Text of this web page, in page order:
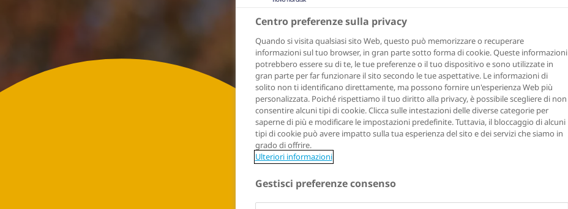
Centro preferenze sulla privacy
Quando si visita qualsiasi sito Web, questo può memorizzare o recuperare
informazioni sul tuo browser, in gran parte sotto forma di cookie. Queste informazioni
potrebbero essere su di te, le tue preferenze o il tuo dispositivo e sono utilizzate in
gran parte per far funzionare il sito secondo le tue aspettative. Le informazioni di
solito non ti identificano direttamente, ma possono fornire un'esperienza Web più
personalizzata. Poiché rispettiamo il tuo diritto alla privacy, è possibile scegliere di non
consentire alcuni tipi di cookie. Clicca sulle intestazioni delle diverse categorie per
saperne di più e modificare le impostazioni predefinite. Tuttavia, il bloccaggio di alcuni
tipi di cookie può avere impatto sulla tua esperienza del sito e dei servizi che siamo in
grado di offrire.
Ulteriori informazioni
Gestisci preferenze consenso